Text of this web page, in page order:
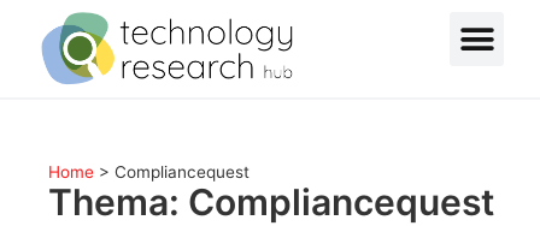
Home > Compliancequest
Thema: Compliancequest